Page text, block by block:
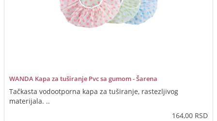
WANDA Kapa za tuširanje Pvc sa gumom - Šarena
Tačkasta vodootporna kapa za tuširanje, rastezljivog
materijala. ..
164,00 RSD